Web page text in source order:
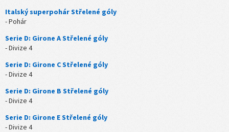
Italský superpohár Střelené góly
- Pohár
Serie D: Girone A Střelené góly
- Divize 4
Serie D: Girone C Střelené góly
- Divize 4
Serie D: Girone B Střelené góly
- Divize 4
Serie D: Girone E Střelené góly
- Divize 4